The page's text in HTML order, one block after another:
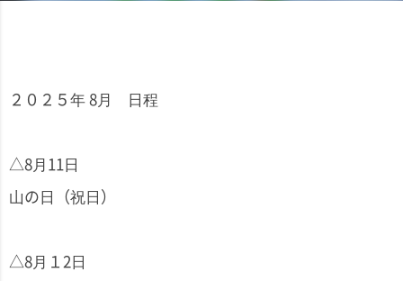
２０２５年 8月 日程
△8月11日
山の日（祝日）
△8月１2日